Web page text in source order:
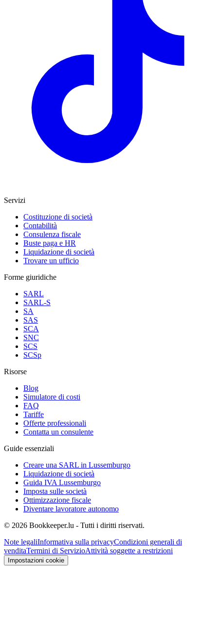
Servizi
Costituzione di società
Contabilità
Consulenza fiscale
Buste paga e HR
Liquidazione di società
Trovare un ufficio
Forme giuridiche
SARL
SARL-S
SA
SAS
SCA
SNC
SCS
SCSp
Risorse
Blog
Simulatore di costi
FAQ
Tariffe
Offerte professionali
Contatta un consulente
Guide essenziali
Creare una SARL in Lussemburgo
Liquidazione di società
Guida IVA Lussemburgo
Imposta sulle società
Ottimizzazione fiscale
Diventare lavoratore autonomo
© 2026 Bookkeeper.lu - Tutti i diritti riservati.
Note legaliInformativa sulla privacyCondizioni generali di
venditaTermini di ServizioAttività soggette a restrizioni
Impostazioni cookie